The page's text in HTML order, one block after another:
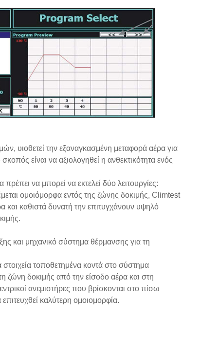
υιοθετεί την εξαναγκασμένη μεταφορά αέρα για
είναι να αξιολογηθεί η ανθεκτικότητα ενός
να μπορεί να εκτελεί δύο λειτουργίες:
ομοιόμορφα εντός της ζώνης δοκιμής, Climtest
και καθιστά δυνατή την επιτυγχάνουν υψηλό
και μηχανικό σύστημα θέρμανσης για τη
τοποθετημένα κοντά στο σύστημα
ζώνη δοκιμής από την είσοδο αέρα και στη
ανεμιστήρες που βρίσκονται στο πίσω
καλύτερη ομοιομορφία.